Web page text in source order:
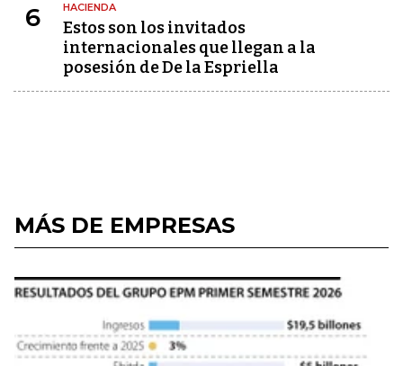
6 HACIENDA
Estos son los invitados
internacionales que llegan a la
posesión de De la Espriella
MÁS DE EMPRESAS